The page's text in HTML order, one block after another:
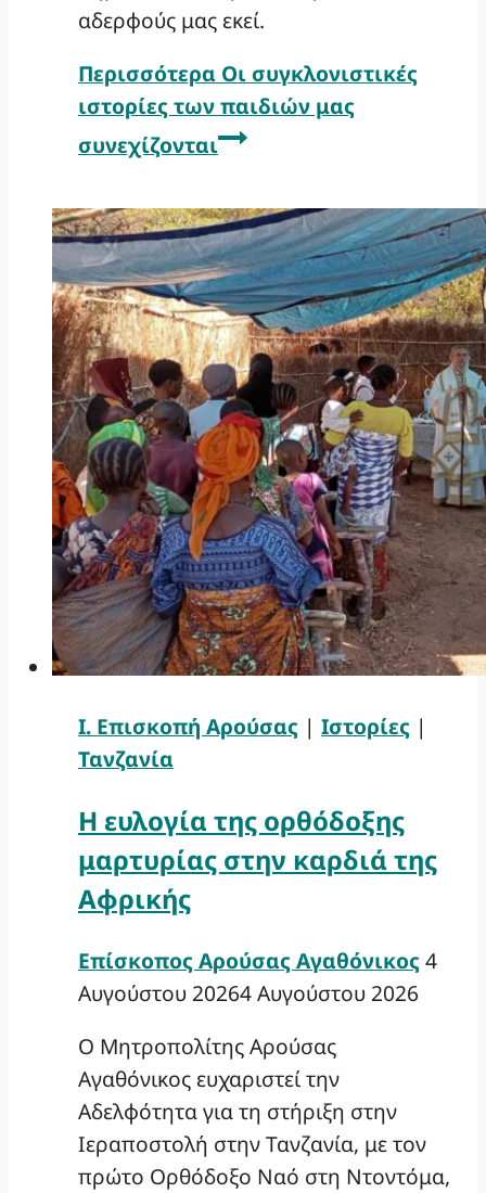
αδερφούς μας εκεί.
Περισσότερα Οι συγκλονιστικές
ιστορίες των παιδιών μας
συνεχίζονται
Ι. Επισκοπή Αρούσας | Ιστορίες |
Τανζανία
Η ευλογία της ορθόδοξης
μαρτυρίας στην καρδιά της
Αφρικής
Επίσκοπος Αρούσας Αγαθόνικος 4
Αυγούστου 20264 Αυγούστου 2026
Ο Μητροπολίτης Αρούσας
Αγαθόνικος ευχαριστεί την
Αδελφότητα για τη στήριξη στην
Ιεραποστολή στην Τανζανία, με τον
πρώτο Ορθόδοξο Ναό στη Ντοντόμα,